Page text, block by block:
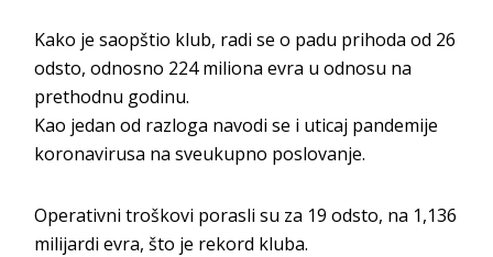
Kako je saopštio klub, radi se o padu prihoda od 26
odsto, odnosno 224 miliona evra u odnosu na
prethodnu godinu.
Kao jedan od razloga navodi se i uticaj pandemije
koronavirusa na sveukupno poslovanje.
Operativni troškovi porasli su za 19 odsto, na 1,136
milijardi evra, što je rekord kluba.